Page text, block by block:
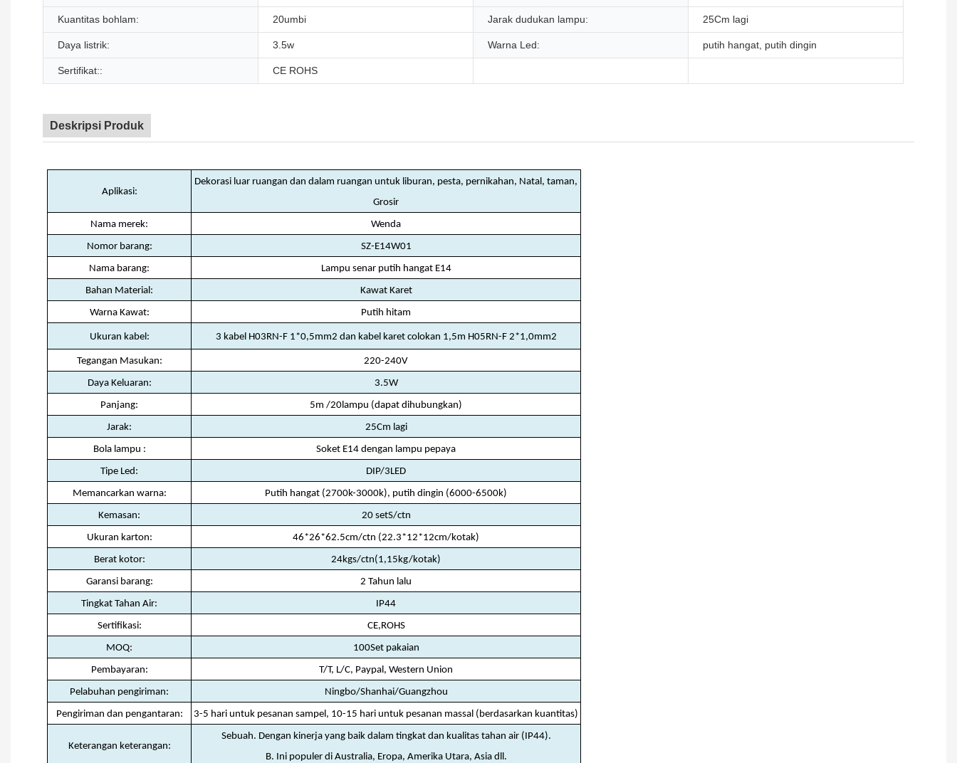
Kuantitas bohlam: 20umbi Jarak dudukan lampu: 25Cm lagi
Daya listrik: 3.5w Warna Led: putih hangat, putih dingin
Sertifikat:: CE ROHS
Deskripsi Produk
Aplikasi:
Dekorasi luar ruangan dan dalam ruangan untuk liburan, pesta, pernikahan, Natal, taman,
Grosir
Nama merek: Wenda
Nomor barang: SZ-E14W01
Nama barang: Lampu senar putih hangat E14
Bahan Material: Kawat Karet
Warna Kawat: Putih hitam
Ukuran kabel: 3 kabel H03RN-F 1*0,5mm2 dan kabel karet colokan 1,5m H05RN-F 2*1,0mm2
Tegangan Masukan: 220-240V
Daya Keluaran: 3.5W
Panjang: 5m /20lampu (dapat dihubungkan)
Jarak: 25Cm lagi
Bola lampu : Soket E14 dengan lampu pepaya
Tipe Led: DIP/3LED
Memancarkan warna: Putih hangat (2700k-3000k), putih dingin (6000-6500k)
Kemasan: 20 setS/ctn
Ukuran karton: 46*26*62.5cm/ctn (22.3*12*12cm/kotak)
Berat kotor: 24kgs/ctn(1,15kg/kotak)
Garansi barang: 2 Tahun lalu
Tingkat Tahan Air: IP44
Sertifikasi: CE,ROHS
MOQ: 100Set pakaian
Pembayaran: T/T, L/C, Paypal, Western Union
Pelabuhan pengiriman: Ningbo/Shanhai/Guangzhou
Pengiriman dan pengantaran: 3-5 hari untuk pesanan sampel, 10-15 hari untuk pesanan massal (berdasarkan kuantitas)
Keterangan keterangan:
Sebuah. Dengan kinerja yang baik dalam tingkat dan kualitas tahan air (IP44).
B. Ini populer di Australia, Eropa, Amerika Utara, Asia dll.